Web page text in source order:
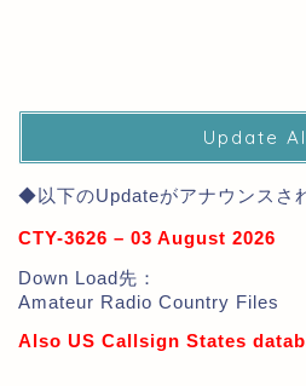
Update
◆以下のUpdateがアナウンスさ
CTY-3626 – 03 August 2026
Down Load先：
Amateur Radio Country Files
Also US Callsign States